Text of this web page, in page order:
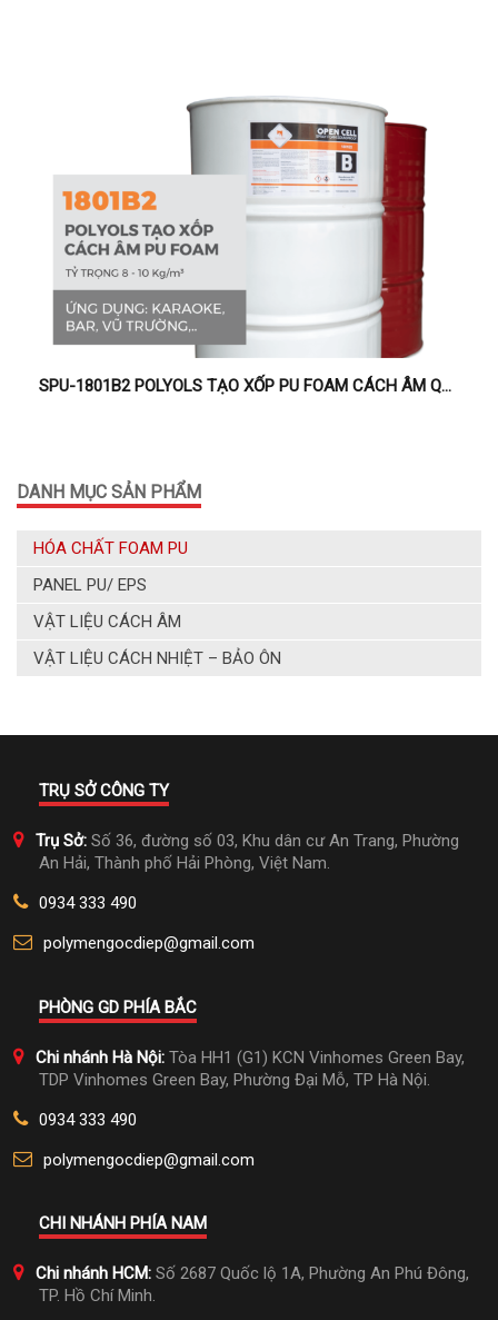
SPU-1801B2 POLYOLS TẠO XỐP PU FOAM CÁCH ÂM QUÁN BAR, KARAOKE, PHÒNG HỘI HỌP
DANH MỤC SẢN PHẨM
HÓA CHẤT FOAM PU
PANEL PU/ EPS
VẬT LIỆU CÁCH ÂM
VẬT LIỆU CÁCH NHIỆT – BẢO ÔN
TRỤ SỞ CÔNG TY
Trụ Sở:Số 36, đường số 03, Khu dân cư An Trang, Phường
An Hải, Thành phố Hải Phòng, Việt Nam.
0934 333 490
polymengocdiep@gmail.com
PHÒNG GD PHÍA BẮC
Chi nhánh Hà Nội: Tòa HH1 (G1) KCN Vinhomes Green Bay,
TDP Vinhomes Green Bay, Phường Đại Mỗ, TP Hà Nội.
0934 333 490
polymengocdiep@gmail.com
CHI NHÁNH PHÍA NAM
Chi nhánh HCM: Số 2687 Quốc lộ 1A, Phường An Phú Đông,
TP. Hồ Chí Minh.